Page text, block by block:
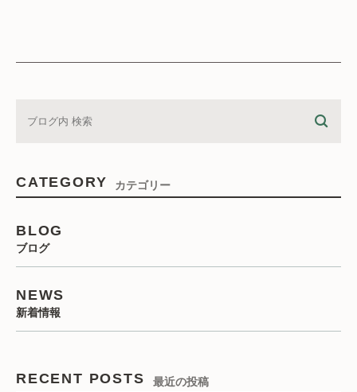
CATEGORY カテゴリー
BLOG
ブログ
NEWS
新着情報
RECENT POSTS 最近の投稿